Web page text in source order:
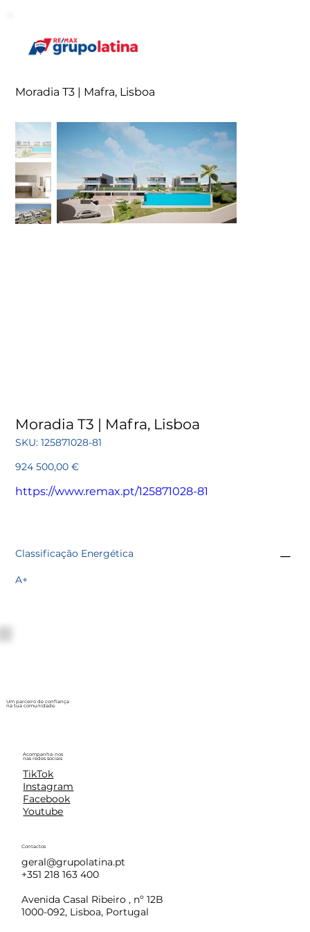
Moradia T3 | Mafra, Lisboa
Moradia T3 | Mafra, Lisboa
SKU: SKU
125871028-
125871028-81
Preço
924 500,00 €
https://www.remax.pt/125871028-81
Classificação Energética
A+
Um parceiro de confiança
na tua comunidade.
Acompanha-nos
nas redes sociais
TikTok
Instagram
Facebook
Youtube
Contactos
geral@grupolatina.pt
+351 218 163 400
Avenida Casal Ribeiro , nº 12B
1000-092, Lisboa, Portugal